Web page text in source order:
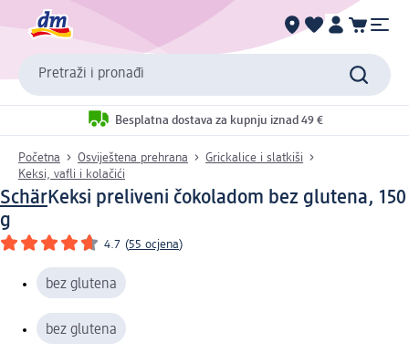
Pretraži i pronađi
Besplatna dostava za kupnju iznad 49 €
Početna Osviještena prehrana
Grickalice i slatkiši
Keksi, vafli i kolačići
SchärKeksi preliveni čokoladom bez glutena, 150
g
4.7 (55 ocjena)
bez glutena
bez glutena